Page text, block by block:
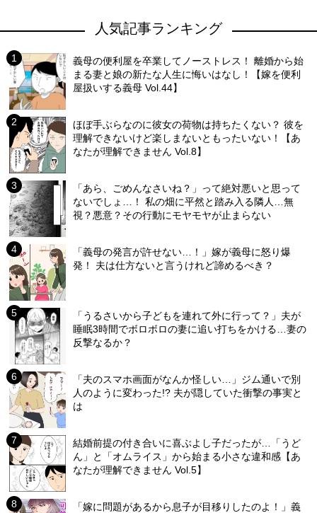
人気記事ランキング
義母の便利屋を卒業してノーストレス！ 離婚から始
まる妻と娘の新たな人生に悔いはなし！【嫁を便利
屋扱いする義母 Vol.44】
ほぼ手ぶらなのに彼女の荷物は持ちたくない？ 彼を
理解できないけど楽しまないともったいない！【あ
なたが理解できません Vol.8】
「あら、ごめんなさいね？」って絶対悪いと思って
ないでしょ…！ 私の畑に平然と踏み入る隣人…無
視？悪意？その行動にモヤモヤが止まらない
「義母の発言が許せない…！」嫁が義母に怒り爆
発！ 夫は仕方ないと言うけれど諦めるべき？
「うるさいから子どもを連れて外に行って？」夫が
睡眠3時間でボロボロの妻に追い打ちをかける…妻の
反撃なるか？
「夫のスマホ画面がなんか怪しい…」ジム通いで別
人のように変わった!? 夫が隠していた衝撃の事実と
は
結婚前提の付き合いに喜ぶよし子だったが…「うど
ん」と「オムライス」から始まる小さな違和感【あ
なたが理解できません Vol.5】
「嫁に問題があるから息子が目移りしたのよ！」義